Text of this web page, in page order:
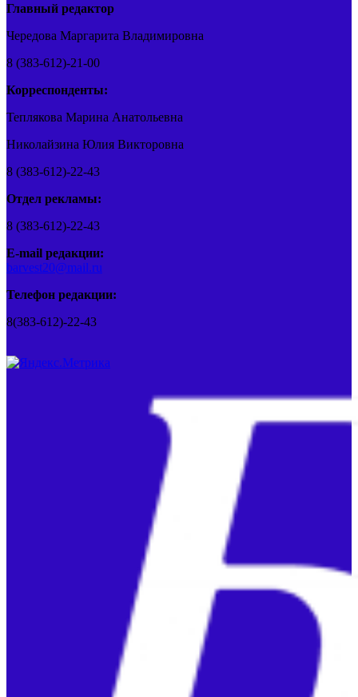
Главный редактор
Чередова Маргарита Владимировна
8 (383-612)-21-00
Корреспонденты:
Теплякова Марина Анатольевна
Николайзина Юлия Викторовна
8 (383-612)-22-43
Отдел рекламы:
8 (383-612)-22-43
E-mail редакции:
barvest20@mail.ru
Телефон редакции:
8(383-612)-22-43